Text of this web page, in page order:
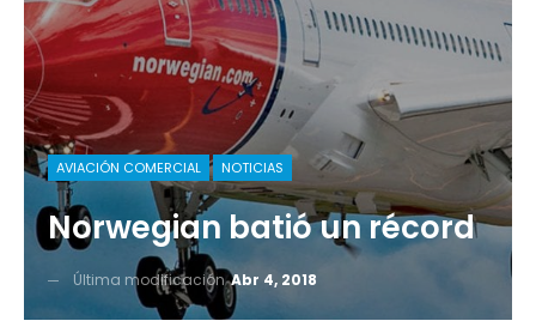
AVIACIÓN COMERCIAL NOTICIAS
Norwegian batió un récord
Última modificaciónAbr 4, 2018